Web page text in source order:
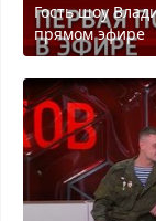
Гость шоу
прямом эфире